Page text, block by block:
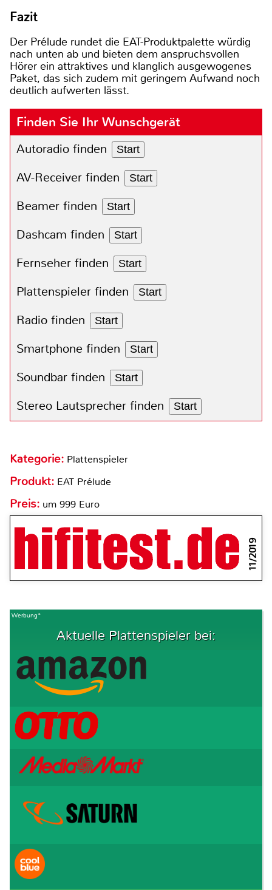
Fazit
Der Prélude rundet die EAT-Produktpalette würdig
nach unten ab und bieten dem anspruchsvollen
Hörer ein attraktives und klanglich ausgewogenes
Paket, das sich zudem mit geringem Aufwand noch
deutlich aufwerten lässt.
Finden Sie Ihr Wunschgerät
Autoradio finden Start
AV-Receiver finden Start
Beamer finden Start
Dashcam finden Start
Fernseher finden Start
Plattenspieler finden Start
Radio finden Start
Smartphone finden Start
Soundbar finden Start
Stereo Lautsprecher finden Start
Kategorie: Plattenspieler
Produkt: EAT Prélude
Preis: um 999 Euro
11/2019
Werbung*
Aktuelle Plattenspieler bei: